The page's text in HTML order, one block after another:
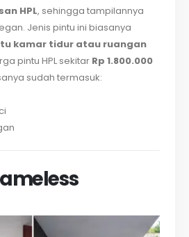
HPL, sehingga tampilannya
Jenis pintu ini biasanya
kamar tidur atau ruangan
pintu HPL sekitar Rp 1.800.000
sudah termasuk: